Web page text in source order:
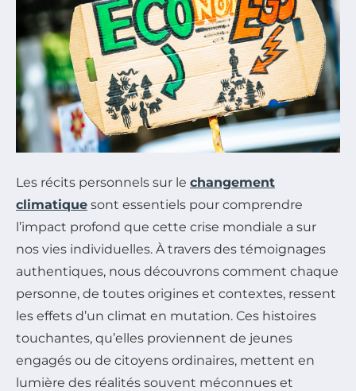
Les récits personnels sur le changement
climatique sont essentiels pour comprendre
l’impact profond que cette crise mondiale a sur
nos vies individuelles. À travers des témoignages
authentiques, nous découvrons comment chaque
personne, de toutes origines et contextes, ressent
les effets d’un climat en mutation. Ces histoires
touchantes, qu’elles proviennent de jeunes
engagés ou de citoyens ordinaires, mettent en
lumière des réalités souvent méconnues et